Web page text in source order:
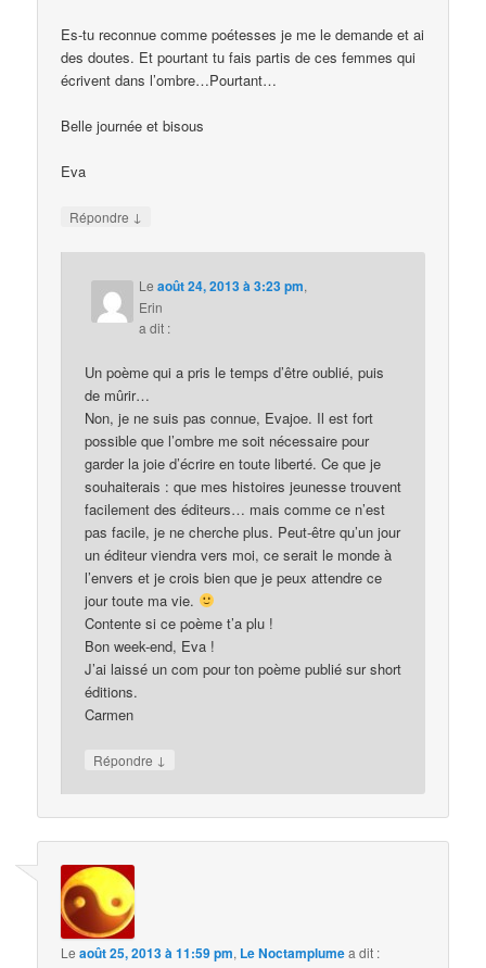
Es-tu reconnue comme poétesses je me le demande et ai
des doutes. Et pourtant tu fais partis de ces femmes qui
écrivent dans l’ombre…Pourtant…
Belle journée et bisous
Eva
Répondre ↓
Leaoût 24, 2013 à 3:23 pm,
Erin
a dit :
Un poème qui a pris le temps d’être oublié, puis
de mûrir…
Non, je ne suis pas connue, Evajoe. Il est fort
possible que l’ombre me soit nécessaire pour
garder la joie d’écrire en toute liberté. Ce que je
souhaiterais : que mes histoires jeunesse trouvent
facilement des éditeurs… mais comme ce n’est
pas facile, je ne cherche plus. Peut-être qu’un jour
un éditeur viendra vers moi, ce serait le monde à
l’envers et je crois bien que je peux attendre ce
jour toute ma vie.
Contente si ce poème t’a plu !
Bon week-end, Eva !
J’ai laissé un com pour ton poème publié sur short
éditions.
Carmen
Répondre ↓
Leaoût 25, 2013 à 11:59 pm, Le Noctamplumea dit :